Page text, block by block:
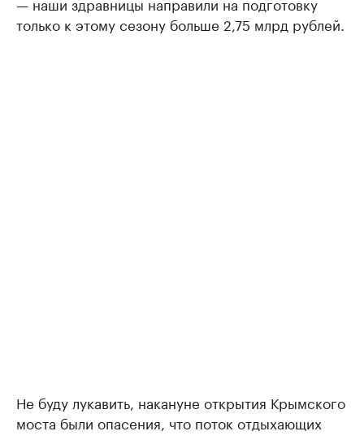
только к этому сезону больше 2,75 млрд рублей.
Не буду лукавить, накануне открытия Крымского
моста были опасения, что поток отдыхающих